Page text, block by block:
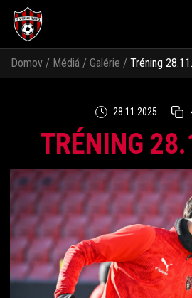
Domov / Médiá / Galérie / Tréning
28.11.2025
TRÉNING